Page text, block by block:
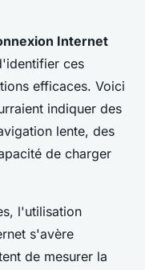
Internet
ces
efficaces. Voici
indiquer des
lente, des
de charger
l'utilisation
s'avère
de mesurer la